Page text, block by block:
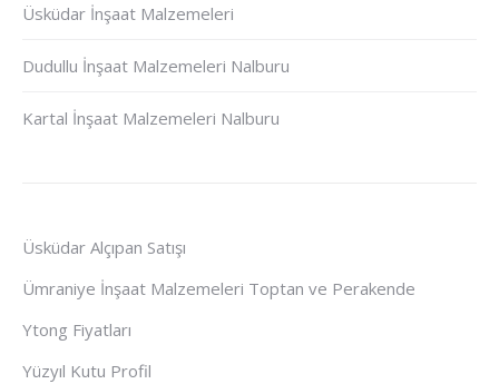
Üsküdar İnşaat Malzemeleri
Dudullu İnşaat Malzemeleri Nalburu
Kartal İnşaat Malzemeleri Nalburu
Üsküdar Alçıpan Satışı
Ümraniye İnşaat Malzemeleri Toptan ve Perakende
Ytong Fiyatları
Yüzyıl Kutu Profil